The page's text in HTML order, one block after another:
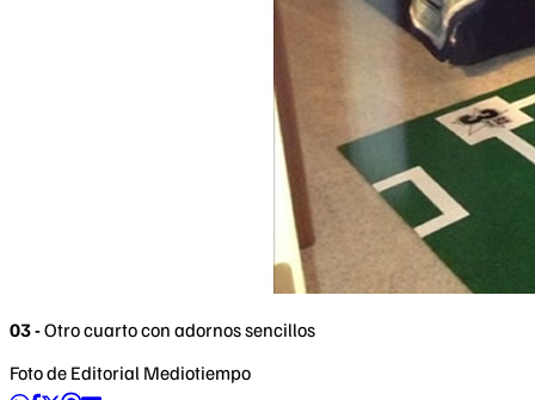
03 -Otro cuarto con adornos sencillos
Foto de Editorial Mediotiempo